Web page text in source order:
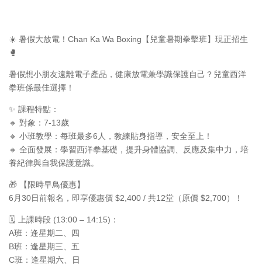
☀️ 暑假大放電！Chan Ka Wa Boxing【兒童暑期拳擊班】現正招生
🥊
暑假想小朋友遠離電子產品，健康放電兼學識保護自己？兒童西洋
拳班係最佳選擇！
✨ 課程特點：
🔸 對象：7-13歲
🔸 小班教學：每班最多6人，教練貼身指導，安全至上！
🔸 全面發展：學習西洋拳基礎，提升身體協調、反應及集中力，培
養紀律與自我保護意識。
🎁 【限時早鳥優惠】
6月30日前報名，即享優惠價 $2,400 / 共12堂（原價 $2,700）！
🗓️ 上課時段 (13:00 – 14:15)：
A班：逢星期二、四
B班：逢星期三、五
C班：逢星期六、日